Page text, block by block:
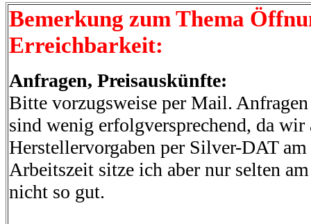
Bemerkung zum Thema
Erreichbarkeit:
Anfragen, Preisauskünfte:
Bitte vorzugsweise per Mail.
sind wenig erfolgversprechend, da
Herstellervorgaben per Silver-DAT
Arbeitszeit sitze ich aber nur selten
nicht so gut.